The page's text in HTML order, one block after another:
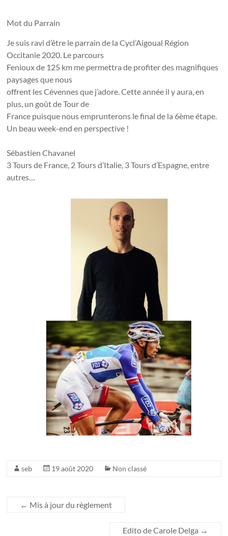
Mot du Parrain
Je suis ravi d’être le parrain de la Cycl’Aigoual Région
Occitanie 2020. Le parcours
Fenioux de 125 km me permettra de profiter des magnifiques
paysages que nous
offrent les Cévennes que j’adore. Cette année il y aura, en
plus, un goût de Tour de
France puisque nous emprunterons le final de la 6ème étape.
Un beau week-end en perspective !
Sébastien Chavanel
3 Tours de France, 2 Tours d’Italie, 3 Tours d’Espagne, entre
autres…
seb 19 août 2020 Non classé
← Mis à jour du règlement
Edito de Carole Delga →